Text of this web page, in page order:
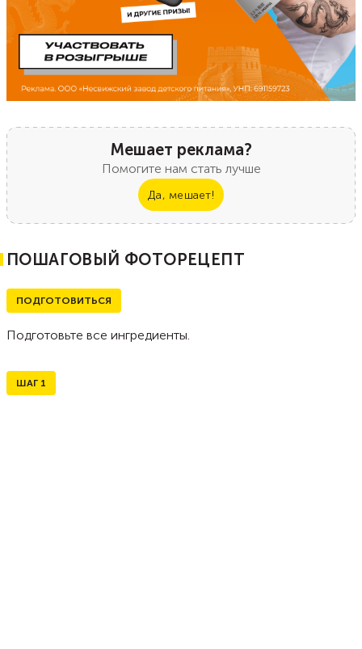
Мешает реклама?
Помогите нам стать лучше
Да, мешает!
ПОШАГОВЫЙ ФОТОРЕЦЕПТ
ПОДГОТОВИТЬСЯ
Подготовьте все ингредиенты.
ШАГ 1